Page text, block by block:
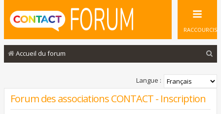
RACCOURCIS
Accueil du forum
c
Langue :
Forum des associations CONTACT - Inscription